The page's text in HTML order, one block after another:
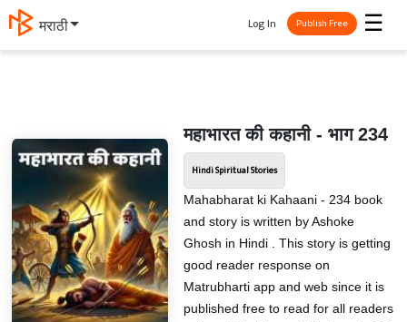
मराठी ☰
Log In Publish Free
महाभारत की कहानी - भाग 234
Hindi Spiritual Stories
Mahabharat ki Kahaani - 234 book
and story is written by Ashoke
Ghosh in Hindi . This story is getting
good reader response on
Matrubharti app and web since it is
published free to read for all readers